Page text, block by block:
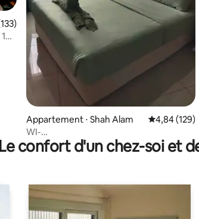
moyenne sur la base de 133 commentaires :
Appartement ⋅ Shah Alam Évaluation
4,84 (129)
WI-
FI/Netflix/PrimeVideo/Cuckoo/iCity/Mall/
Le confort d'un chez-soi et